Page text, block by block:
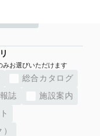
総合カタログ
誌
施設案内